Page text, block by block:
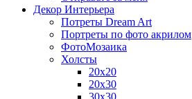
Декор Интерьера
Потреты Dream Art
Портреты по фото акрилом
ФотоМозаика
Холсты
20х20
20х30
30х30